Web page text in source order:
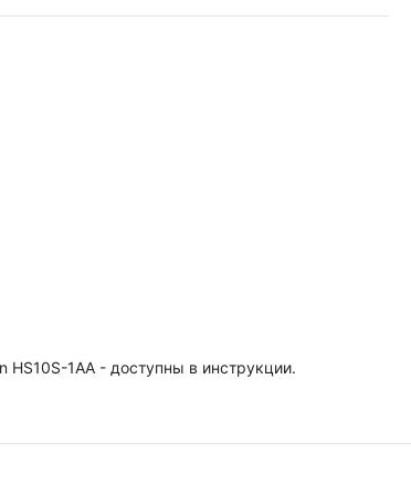
1AA - доступны в инструкции.